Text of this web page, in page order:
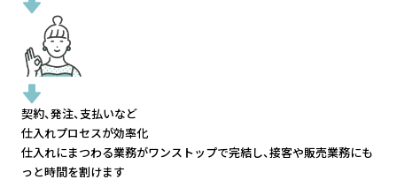
契約、発注、支払いなど
仕入れプロセスが効率化
仕入れにまつわる業務がワンストップで完結し、接客や販売業務にも
っと時間を割けます